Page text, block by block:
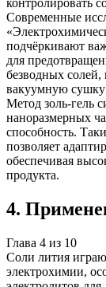
контролировать
Современные
подчёркивают
для
безводных
вакуумную сушку
Метод золь-гель
наноразмерных
способность.
позволяет
обеспечивая
продукта.
4.
Глава 4 из 10
Соли лития
электрохимии,